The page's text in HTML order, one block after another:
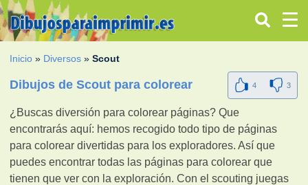
Inicio » Diversos »Scout
Dibujos de Scout para colorear 4 3
¿Buscas diversión para colorear páginas? Que
encontrarás aquí: hemos recogido todo tipo de páginas
para colorear divertidas para los exploradores. Así que
puedes encontrar todas las páginas para colorear que
tienen que ver con la exploración. Con el scouting juegas